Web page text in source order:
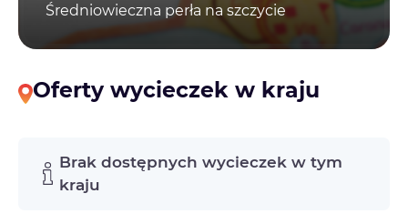
Średniowieczna perła na szczycie
Oferty wycieczek w kraju
Brak dostępnych wycieczek w tym
kraju